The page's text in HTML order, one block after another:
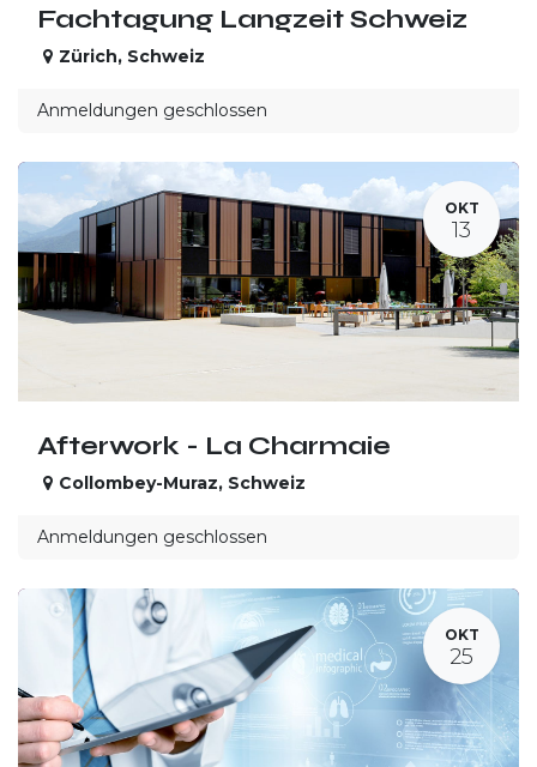
Fachtagung Langzeit Schweiz
Zürich, Schweiz
Anmeldungen geschlossen
OKT
13
Afterwork - La Charmaie
Collombey-Muraz, Schweiz
Anmeldungen geschlossen
OKT
25